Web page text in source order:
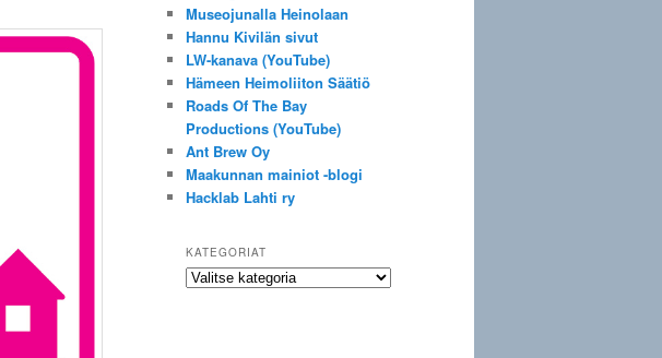
Museojunalla Heinolaan
Hannu Kivilän sivut
LW-kanava (YouTube)
Hämeen Heimoliiton Säätiö
Roads Of The Bay
Productions (YouTube)
Ant Brew Oy
Maakunnan mainiot -blogi
Hacklab Lahti ry
KATEGORIAT
Kategoriat